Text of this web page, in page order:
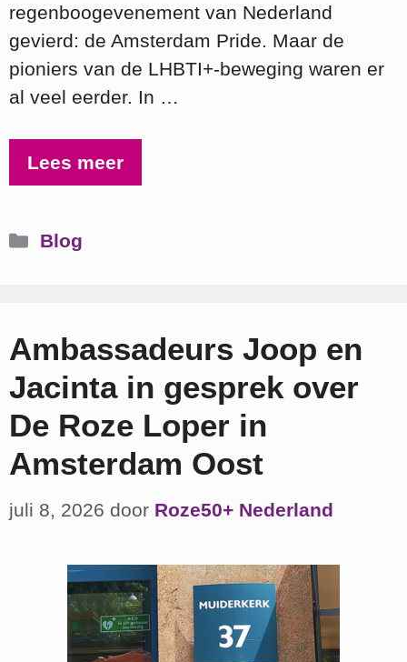
regenboogevenement van Nederland
gevierd: de Amsterdam Pride. Maar de
pioniers van de LHBTI+-beweging waren er
al veel eerder. In …
Lees meer
Categorieën
Blog
Ambassadeurs Joop en
Jacinta in gesprek over
De Roze Loper in
Amsterdam Oost
juli 8, 2026 door Roze50+ Nederland